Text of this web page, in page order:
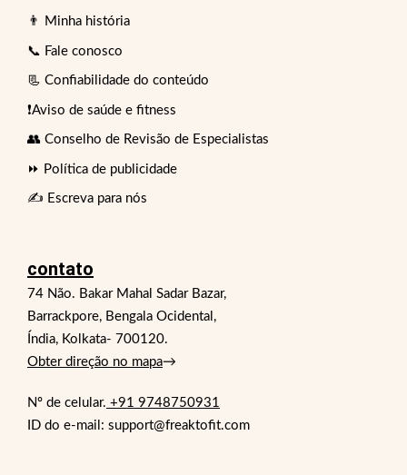
👨 Minha história
📞 Fale conosco
📃 Confiabilidade do conteúdo
❗Aviso de saúde e fitness
👥 Conselho de Revisão de Especialistas
⏩ Política de publicidade
✍️ Escreva para nós
contato
74 Não. Bakar Mahal Sadar Bazar,
Barrackpore, Bengala Ocidental,
Índia, Kolkata- 700120.
Obter direção no mapa→
Nº de celular. +91 9748750931
ID do e-mail: support@freaktofit.com